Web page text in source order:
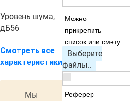
Можно
прикрепить
список или смету
Выберите
файлы..
Реферер
Уровень шума,
дБ56
Смотреть все
характеристики
Мы